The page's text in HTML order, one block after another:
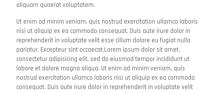
aliquam quaerat voluptatem.
Ut enim ad minim veniam, quis nostrud exercitation ullamco laboris
nisi ut aliquip ex ea commodo consequat. Duis aute irure dolor in
reprehenderit in voluptate velit esse cillum dolore eu fugiat nulla
pariatur. Excepteur sint occaecat.Lorem ipsum dolor sit amet,
consectetur adipisicing elit, sed do eiusmod tempor incididunt ut
labore et dolore magna aliqua. Ut enim ad minim veniam, quis
nostrud exercitation ullamco laboris nisi ut aliquip ex ea commodo
consequat. Duis aute irure dolor in reprehenderit in voluptate velit